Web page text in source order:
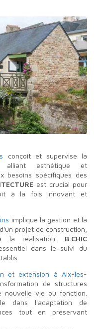
conçoit et supervise la
alliant esthétique et
besoins spécifiques des
est crucial pour
à la fois innovant et
implique la gestion et la
projet de construction,
la réalisation. B.CHIC
dans le suivi du
et extension à Aix-les-
de structures
nouvelle vie ou fonction.
dans l'adaptation de
tout en préservant